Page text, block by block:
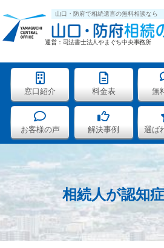
山口・防府で相続遺言の無料相談なら
運営：司法書士法人やまぐち中央事務所
窓口紹介 無
料金表
解決事例
お客様の声 選ば
山口・防府相続の窓口> おまかせプラン（遺産整理業
相続人が認知